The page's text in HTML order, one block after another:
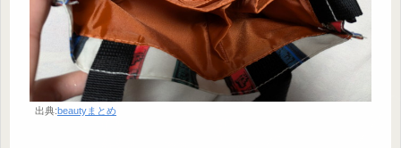
出典:beautyまとめ